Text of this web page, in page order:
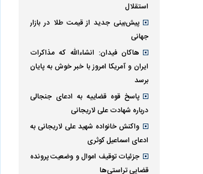
استقلال
پیش‌بینی جدید از قیمت طلا در بازار
جهانی
هاکان فیدان: انشاءالله که مذاکرات
ایران و آمریکا امروز با خبر خوش به پایان
برسد
پاسخ قوه قضاییه به ادعای جنجالی
درباره شهادت علی لاریجانی
واکنش خانواده شهید علی لاریجانی به
ادعای اسماعیل کوثری
جزئیات توقیف اموال و وضعیت پرونده
قضایی تراستی‌ها